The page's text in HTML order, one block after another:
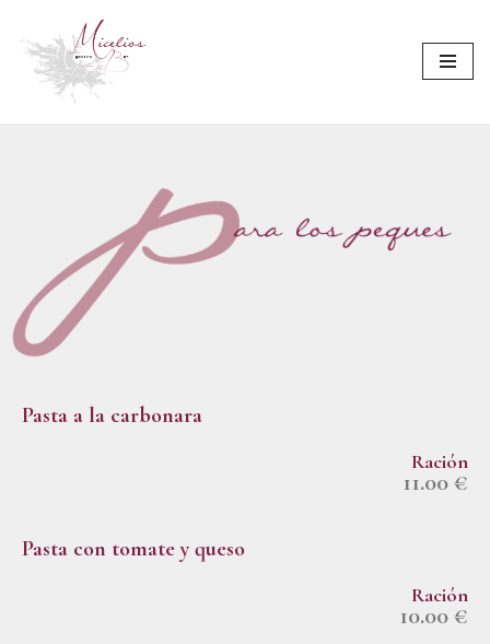
Saltar
Pasta a la carbonara
Ración
11.00 €
Pasta con tomate y queso
Ración
10.00 €